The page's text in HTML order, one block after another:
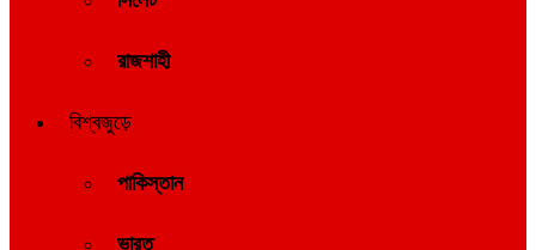
রাজশাহী
বিশ্বজুড়ে
পাকিস্তান
ভারত